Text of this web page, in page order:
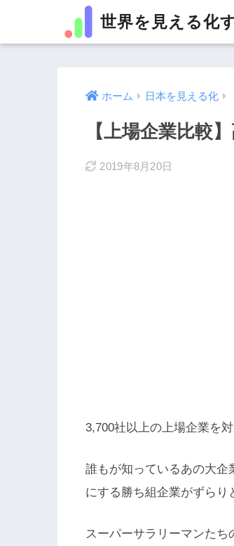
世界を見える化
ホーム 日本を見える化
【上場企業比較
2019年8月20日
3,700社以上の上場企業を
誰もが知っているあの大企
にする勝ち組企業がずらり
スーパーサラリーマンた